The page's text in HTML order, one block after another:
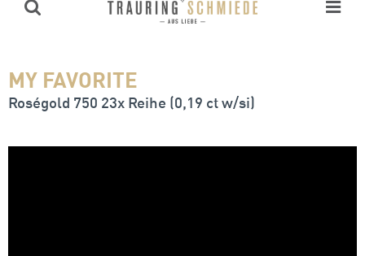
MY FAVORITE
Roségold 750 23x Reihe (0,19 ct w/si)